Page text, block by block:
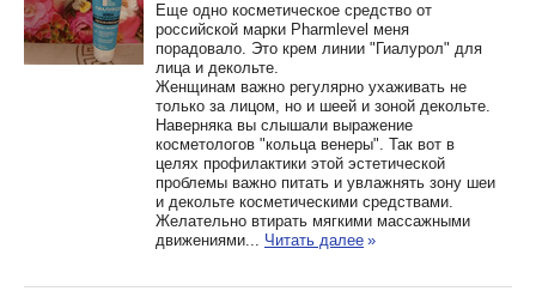
Еще одно косметическое средство от
российской марки Pharmlevel меня
порадовало. Это крем линии "Гиалурол" для
лица и декольте.
Женщинам важно регулярно ухаживать не
только за лицом, но и шеей и зоной декольте.
Наверняка вы слышали выражение
косметологов "кольца венеры". Так вот в
целях профилактики этой эстетической
проблемы важно питать и увлажнять зону шеи
и декольте косметическими средствами.
Желательно втирать мягкими массажными
движениями... Читать далее »